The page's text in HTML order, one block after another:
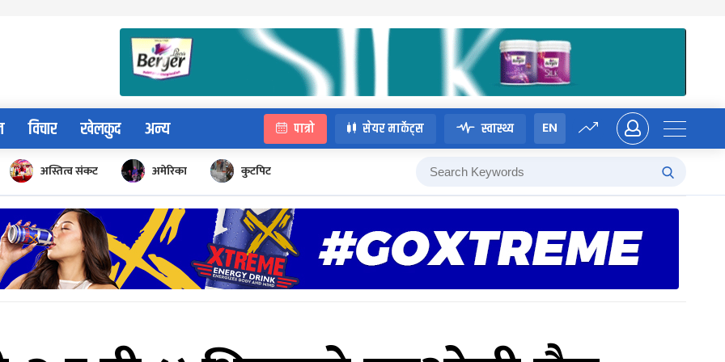
विचार खेलकुद अन्य पात्रो सेयर मार्केट्स स्वास्थ्य EN
अस्तित्व संकट अमेरिका कुटपिट